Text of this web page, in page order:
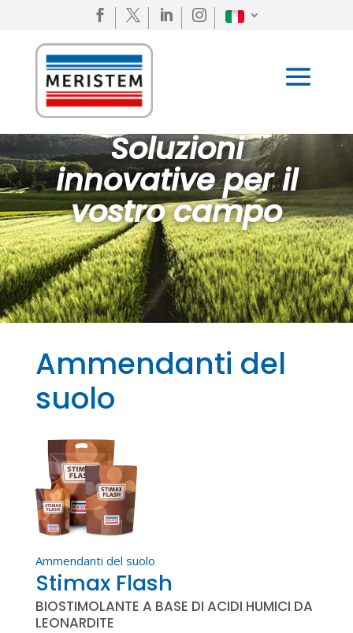
   
Soluzioni
innovative per il
vostro campo
Ammendanti del
suolo
Ammendanti del suolo
Stimax Flash
BIOSTIMOLANTE A BASE DI ACIDI HUMICI DA
LEONARDITE